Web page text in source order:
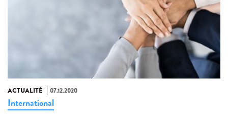
ACTUALITÉ 07.12.2020
International